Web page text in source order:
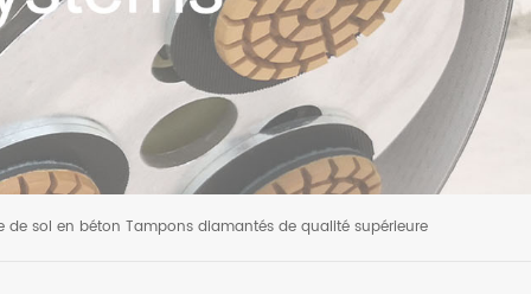
de sol en béton Tampons diamantés de qualité supérieure